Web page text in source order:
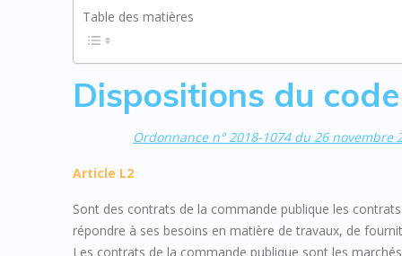
Table des matières
Dispositions du
Ordonnance n° 2018-1074 du 26
Article L2
Sont des contrats de la commande publique les
répondre à ses besoins en matière de travaux, de
Les contrats de la commande publique sont les